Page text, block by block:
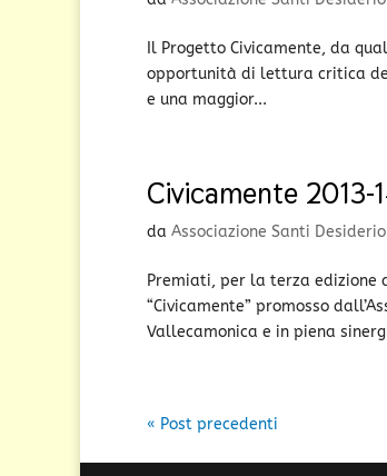
Il Progetto Civicamente, da
opportunità di lettura critica
e una maggior...
Civicamente 2013-
da Associazione Santi
Premiati, per la terza edizione
“Civicamente” promosso
Vallecamonica e in piena
« Post precedenti